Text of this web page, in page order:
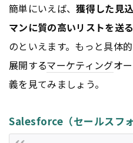
簡単にいえば、獲得した見
マンに質の高いリストを送る
のといえます。もっと具体
展開するマーケティングオ
義を見てみましょう。
Salesforce（セールスフォ